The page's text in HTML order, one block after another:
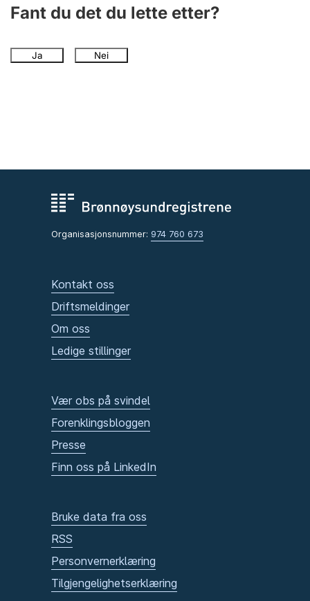
Fant du det du lette etter?
Ja Nei
Organisasjonsnummer: 974 760 673
Kontakt oss
Driftsmeldinger
Om oss
Ledige stillinger
Vær obs på svindel
Forenklingsbloggen
Presse
Finn oss på LinkedIn
Bruke data fra oss
RSS
Personvernerklæring
Tilgjengelighetserklæring